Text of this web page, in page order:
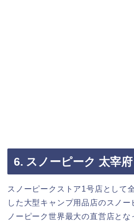
6. スノーピーク 太宰府
スノーピークストア1号店として
した大型キャンプ用品店のスノー
ノーピーク世界最大の直営店と